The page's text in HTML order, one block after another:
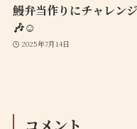
鰻弁当作りにチャレン
🎶☺️
2025年7月14日